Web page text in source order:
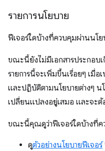
รายการนโยบาย
ฟีเจอร์ใดบ้างที่ควบคุมผ่านนโย
ขณะนี้ยังไม่มีเอกสารประกอบ
รายการนี้จะเพิ่มขึ้นเรื่อยๆ เมื่อ
และปฏิบัติตามนโยบายต่างๆ น
เปลี่ยนแปลงอยู่เสมอ และจะ
ขณะนี้คุณดูว่าฟีเจอร์ใดบ้างที่ค
ดูตัวอย่างนโยบายฟีเจอร์